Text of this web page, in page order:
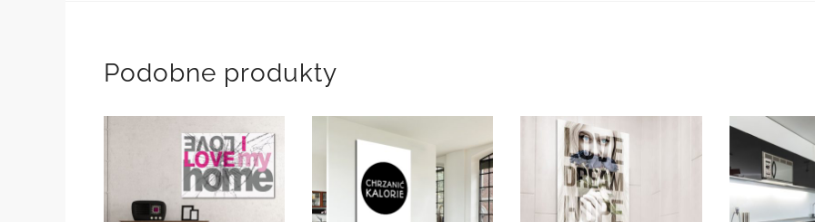
Podobne produkty